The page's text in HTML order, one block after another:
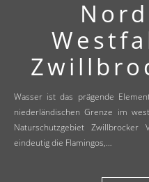
Wasser ist das prägende Element im Zwillbrocker Venn Direkt an der
niederländischen Grenze im
Naturschutzgebiet
eindeutig die Flamingos,…